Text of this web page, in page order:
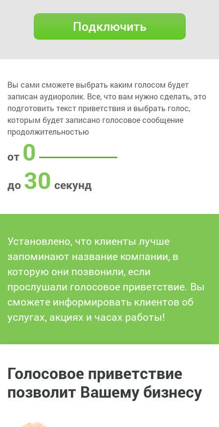
Подключить
Вы сами сможете выбрать каким голосом будет
записан аудиоролик. Все, что вам нужно сделать, это
подготовить текст приветствия и выбрать голос,
которым будет записано голосовое сообщение
продолжительностью
от 0
до 30 секунд
Установлено, что клиенты лучше
запоминают название компании, в
которую они позвонили, если
прослушали голосовое приветствие. Вы
сможете информировать клиентов об
услугах, акциях и часах работы!
Голосовое приветствие
позволит Вашему бизнесу